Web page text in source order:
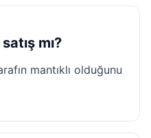
mı?
mantıklı olduğunu